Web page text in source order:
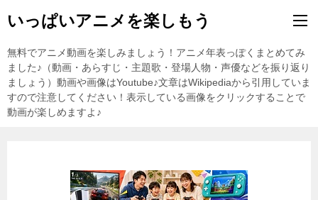
いっぱいアニメを楽しもう
無料でアニメ動画を楽しみましょう！アニメ年表っぽくまとめてみ
ました♪（動画・あらすじ・主題歌・登場人物・声優などを振り返り
ましょう）動画や画像はYoutube♪文章はWikipediaから引用していま
すので注意してください！表示している画像をクリックすることで
動画が楽しめますよ♪